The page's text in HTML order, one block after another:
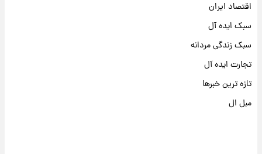
اقتصاد ایران
سبک ایده آل
سبک زندگی مردانه
تجارت ایده آل
تازه ترین خبرها
مبل ال